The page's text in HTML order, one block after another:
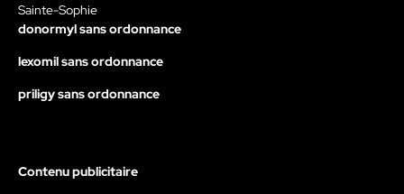
Sainte-Sophie
donormyl sans ordonnance
lexomil sans ordonnance
priligy sans ordonnance
Contenu publicitaire